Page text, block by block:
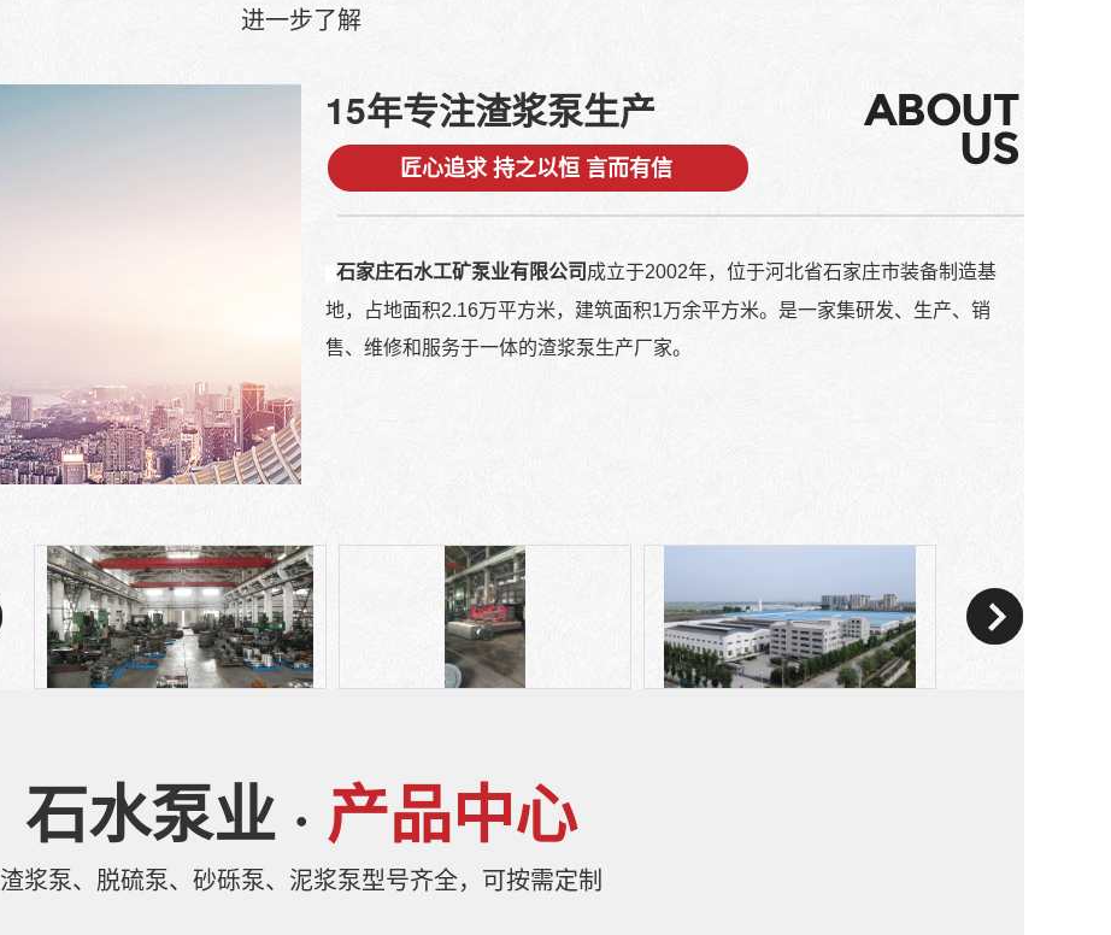
进一步了解
15年专注渣浆泵生产
匠心追求 持之以恒 言而有信
石家庄石水工矿泵业有限公司 成立于2002年，位于河北省石家庄市装备制造基
地，占地面积2.16万平方米，建筑面积1万余平方米。是一家集研发、生产、销
售、维修和服务于一体的渣浆泵生产厂家。
石水泵业 · 产品中心
渣浆泵、脱硫泵、砂砾泵、泥浆泵型号齐全，可按需定制